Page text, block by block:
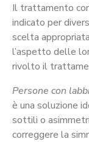
Il trattamento
indicato per
scelta
l’aspetto delle
rivolto il
Persone con
è una soluzione
sottili o
correggere la